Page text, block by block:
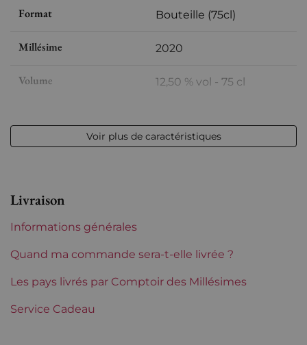
Format Bouteille (75cl)
Millésime 2020
Volume 12,50 % vol - 75 cl
Région Loire
Tranche de prix De 30 à 50 €
Voir plus de caractéristiques
Livraison
Informations générales
Quand ma commande sera-t-elle livrée ?
Les pays livrés par Comptoir des Millésimes
Service Cadeau